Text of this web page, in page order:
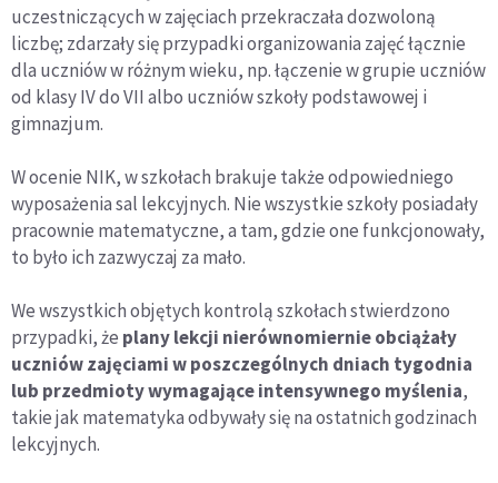
uczestniczących w zajęciach przekraczała dozwoloną
liczbę; zdarzały się przypadki organizowania zajęć łącznie
dla uczniów w różnym wieku, np. łączenie w grupie uczniów
od klasy IV do VII albo uczniów szkoły podstawowej i
gimnazjum.
W ocenie NIK, w szkołach brakuje także odpowiedniego
wyposażenia sal lekcyjnych. Nie wszystkie szkoły posiadały
pracownie matematyczne, a tam, gdzie one funkcjonowały,
to było ich zazwyczaj za mało.
We wszystkich objętych kontrolą szkołach stwierdzono
przypadki, że plany lekcji nierównomiernie obciążały
uczniów zajęciami w poszczególnych dniach tygodnia
lub przedmioty wymagające intensywnego myślenia,
takie jak matematyka odbywały się na ostatnich godzinach
lekcyjnych.